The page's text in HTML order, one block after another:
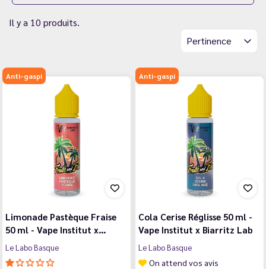
Il y a 10 produits.
Pertinence
Anti-gaspi
Limonade Pastèque Fraise
50 ml - Vape Institut x…
Le Labo Basque
Anti-gaspi
Cola Cerise Réglisse 50 ml -
Vape Institut x Biarritz Lab
Le Labo Basque
On attend vos avis